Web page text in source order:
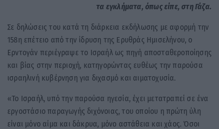
τα εγκλήματα, όπως είπε, στη Γάζα.
Σε δηλώσεις του κατά τη διάρκεια εκδήλωσης με αφορμή την
158η επέτειο από την ίδρυση της Ερυθράς Ημισελήνου, ο
Ερντογάν περιέγραψε το Ισραήλ ως πηγή αποσταθεροποίησης
και βίας στην περιοχή, κατηγορώντας ευθέως την παρούσα
ισραηλινή κυβέρνηση για διχασμό και αιματοχυσία.
«Το Ισραήλ, υπό την παρούσα ηγεσία, έχει μετατραπεί σε ένα
εργοστάσιο παραγωγής διχόνοιας, του οποίου η πρώτη ύλη
είναι μόνο αίμα και δάκρυα, μόνο αστάθεια και χάος. Όσοι